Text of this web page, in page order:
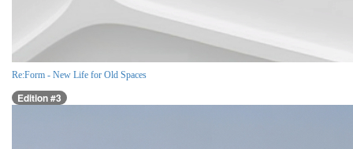
Re:Form - New Life for Old Spaces
Edition #3